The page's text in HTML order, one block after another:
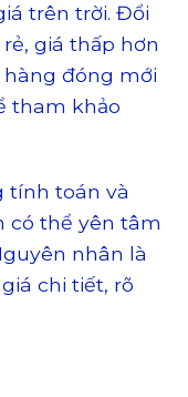
trên trời. Đổi
giá thấp hơn
đóng mới
tham khảo
tính toán và
có thể yên tâm
nhân là
chi tiết, rõ